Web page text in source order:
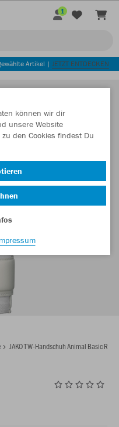
1
Artikel | JETZT ENTDECKEN
JAKO TW-Handschuh Animal Basic RC
können wir dir
unsere Website
den Cookies findest Du